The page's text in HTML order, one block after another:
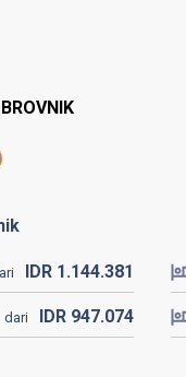
IDR 1.144.381
dari IDR 947.074